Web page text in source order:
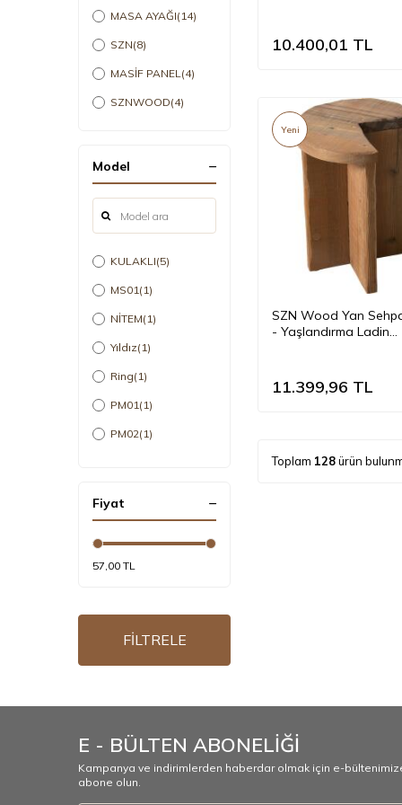
MASA AYAĞI(14)
SZN(8)
MASİF PANEL(4)
SZNWOOD(4)
Model
KULAKLI(5)
MS01(1)
NİTEM(1)
Yıldız(1)
Ring(1)
PM01(1)
PM02(1)
Çanakkale(1)
PM06(1)
Honwal(1)
New Magazine(1)
PM05 (1)
Axis(1)
Fiyat
57,00 TL
FİLTRELE
Dark Walnut - -- 33 x
54 cm
10.400,01 TL
Yeni
SZN Wood Yan
- Yaşlandırma Ladin
11.399,96 TL
Toplam 128ürün
E - BÜLTEN ABONELİĞİ
Kampanya ve indirimlerden haberdar olmak için e-
abone olun.